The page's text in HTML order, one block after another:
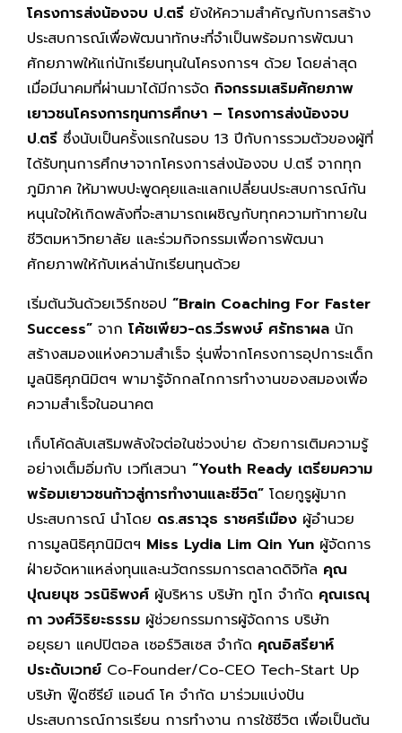
โครงการส่งน้องจบ ป.ตรี ยังให้ความสำคัญกับการสร้าง
ประสบการณ์เพื่อพัฒนาทักษะที่จำเป็นพร้อมการพัฒนา
ศักยภาพให้แก่นักเรียนทุนในโครงการฯ ด้วย โดยล่าสุด
เมื่อมีนาคมที่ผ่านมาได้มีการจัด กิจกรรมเสริมศักยภาพ
เยาวชนโครงการทุนการศึกษา – โครงการส่งน้องจบ
ป.ตรี ซึ่งนับเป็นครั้งแรกในรอบ 13 ปีกับการรวมตัวของผู้ที่
ได้รับทุนการศึกษาจากโครงการส่งน้องจบ ป.ตรี จากทุก
ภูมิภาค ให้มาพบปะพูดคุยและแลกเปลี่ยนประสบการณ์กัน
หนุนใจให้เกิดพลังที่จะสามารถเผชิญกับทุกความท้าทายใน
ชีวิตมหาวิทยาลัย และร่วมกิจกรรมเพื่อการพัฒนา
ศักยภาพให้กับเหล่านักเรียนทุนด้วย
เริ่มต้นวันด้วยเวิร์กชอป “Brain Coaching For Faster
Success” จาก โค้ชเพียว-ดร.วีรพงษ์ ศรัทธาผล นัก
สร้างสมองแห่งความสำเร็จ รุ่นพี่จากโครงการอุปการะเด็ก
มูลนิธิศุภนิมิตฯ พามารู้จักกลไกการทำงานของสมองเพื่อ
ความสำเร็จในอนาคต
เก็บโค้ดลับเสริมพลังใจต่อในช่วงบ่าย ด้วยการเติมความรู้
อย่างเต็มอิ่มกับ เวทีเสวนา “Youth Ready เตรียมความ
พร้อมเยาวชนก้าวสู่การทำงานและชีวิต” โดยกูรูผู้มาก
ประสบการณ์ นำโดย ดร.สราวุธ ราชศรีเมือง ผู้อำนวย
การมูลนิธิศุภนิมิตฯ Miss Lydia Lim Qin Yun ผู้จัดการ
ฝ่ายจัดหาแหล่งทุนและนวัตกรรมการตลาดดิจิทัล คุณ
ปุณยนุช วรนิธิพงศ์ ผู้บริหาร บริษัท ทูโก จำกัด คุณเรณุ
กา วงศ์วิริยะธรรม ผู้ช่วยกรรมการผู้จัดการ บริษัท
อยุธยา แคปปิตอล เซอร์วิสเซส จำกัด คุณอิสรียาห์
ประดับเวทย์ Co-Founder/Co-CEO Tech-Start Up
บริษัท ฟู๊ดซีรีย์ แอนด์ โค จำกัด มาร่วมแบ่งปัน
ประสบการณ์การเรียน การทำงาน การใช้ชีวิต เพื่อเป็นต้น